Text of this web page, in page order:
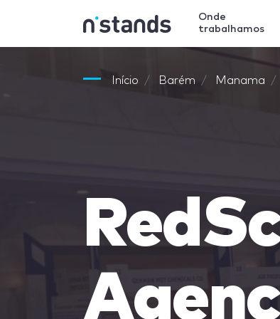
Onde
trabalhamos
Início Barém Manama